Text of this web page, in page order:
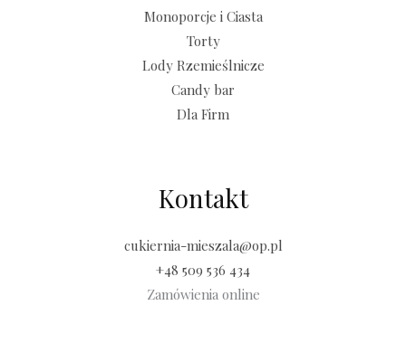
Monoporcje i Ciasta
Torty
Lody Rzemieślnicze
Candy bar
Dla Firm
Kontakt
cukiernia-mieszala@op.pl
+48 509 536 434
Zamówienia online